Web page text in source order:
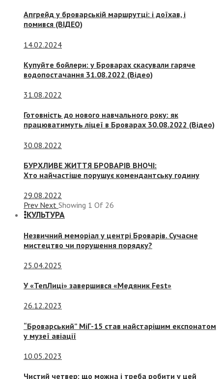
Апгрейд у броварській маршрутці: і доїхав, і
помився (ВІДЕО)
14.02.2024
Купуйте бойлери: у Броварах скасували гаряче
водопостачання 31.08.2022 (Відео)
31.08.2022
Готовність до нового навчального року: як
працюватимуть ліцеї в Броварах 30.08.2022 (Відео)
30.08.2022
БУРХЛИВЕ ЖИТТЯ БРОВАРІВ ВНОЧІ:
Хто найчастіше порушує комендантську годину
29.08.2022
Prev Next Showing 1 Of 26
КУЛЬТУРА
Незвичний меморіал у центрі Броварів. Сучасне
мистецтво чи порушення порядку?
25.04.2025
У «ТепЛиці» завершився «Медяник Fest»
26.12.2023
“Броварський” МіГ-15 став найстарішим експонатом
у музеї авіації
10.05.2023
Чистий четвер: що можна і треба робити у цей